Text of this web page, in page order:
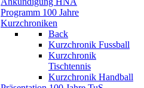
Programm 100 Jahre
Kurzchroniken
Back
Kurzchronik Fussball
Kurzchronik
Tischtennis
Kurzchronik Handball